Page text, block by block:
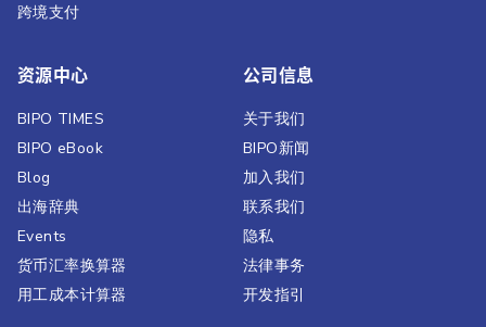
跨境支付
资源中心
BIPO TIMES
BIPO eBook
Blog
出海辞典
Events
货币汇率换算器
用工成本计算器
公司信息
关于我们
BIPO新闻​
加入我们
联系我们
隐私
法律事务
开发指引